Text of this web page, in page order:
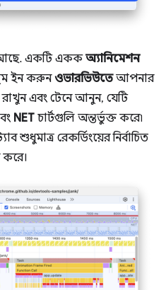
আছে. একটি এককঅ্যানিমেশন
ইন করুনওভারভিউতেআপনার
এবং টেনে আনুন, যেটি
NET চার্টগুলি অন্তর্ভুক্ত করে৷
শুধুমাত্র রেকর্ডিংয়ের নির্বাচিত
করে।